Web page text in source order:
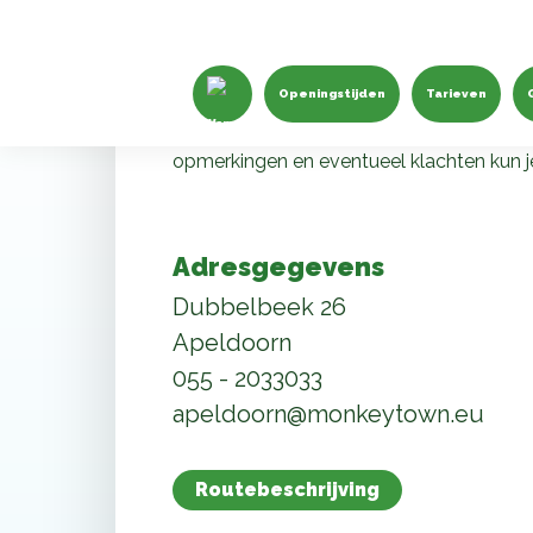
Openingstijden Tarieven
Laat van je horen
Heb je vragen over een kinderfeest in
je met een groep langskomen? We
opmerkingen en eventueel klachten kun
Adresgegevens
Dubbelbeek 26
Apeldoorn
055 - 2033033
apeldoorn@monkeytown.eu
Routebeschrijving